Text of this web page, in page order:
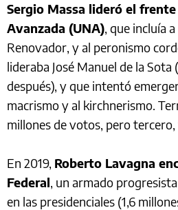
Sergio Massa lideró el
Avanzada (UNA), que incluía
Renovador, y al peronismo
lideraba José Manuel de la
después), y que intentó
macrismo y al kirchnerismo.
millones de votos, pero
En 2019, Roberto Lavagna
Federal, un armado
en las presidenciales (1,6